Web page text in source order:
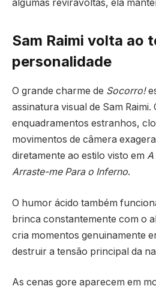
algumas reviravoltas, ela
Sam Raimi volta ao
personalidade
O grande charme de Socorro!
assinatura visual de Sam Raimi.
enquadramentos estranhos,
movimentos de câmera
diretamente ao estilo visto em A
Arraste-me Para o Inferno.
O humor ácido também
brinca constantemente com o
cria momentos genuinamente
destruir a tensão principal da
As cenas gore aparecem em